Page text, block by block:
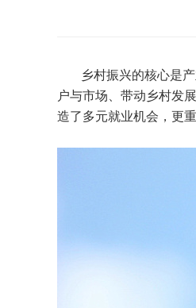
乡村振兴的核心是
户与市场、带动乡村发
造了多元就业机会，更